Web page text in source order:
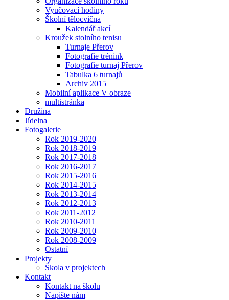
Vyučovací hodiny
Školní tělocvična
Kalendář akcí
Kroužek stolního tenisu
Turnaje Přerov
Fotografie trénink
Fotografie turnaj Přerov
Tabulka 6 turnajů
Archiv 2015
Mobilní aplikace V obraze
multistránka
Družina
Jídelna
Fotogalerie
Rok 2019-2020
Rok 2018-2019
Rok 2017-2018
Rok 2016-2017
Rok 2015-2016
Rok 2014-2015
Rok 2013-2014
Rok 2012-2013
Rok 2011-2012
Rok 2010-2011
Rok 2009-2010
Rok 2008-2009
Ostatní
Projekty
Škola v projektech
Kontakt
Kontakt na školu
Napište nám